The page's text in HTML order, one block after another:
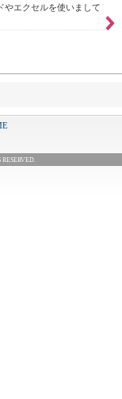
やエクセルを使いまして